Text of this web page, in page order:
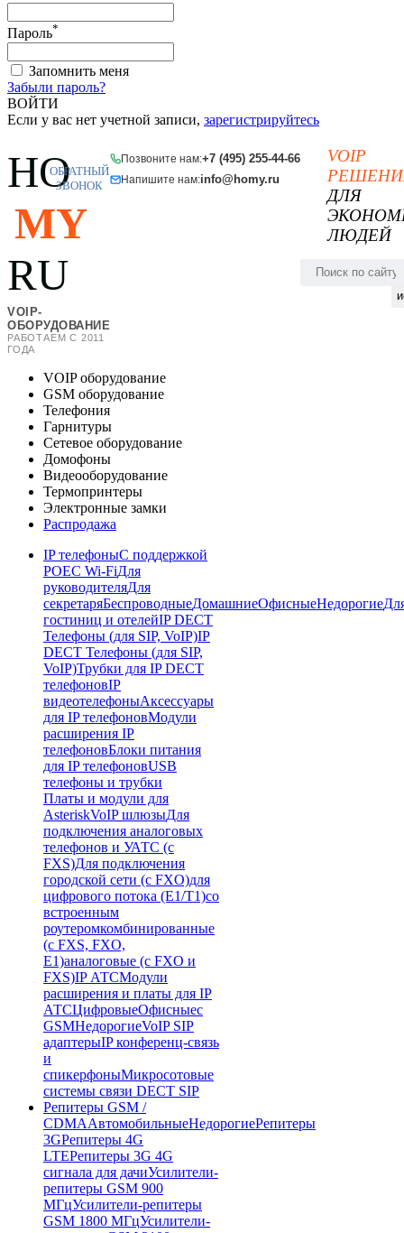
Пароль*
Запомнить меня
Забыли пароль?
ВОЙТИ
Если у вас нет учетной записи, зарегистрируйтесь
HO
MY
RU
VOIP-
ОБОРУДОВАНИЕ
РАБОТАЕМ С 2011
ГОДА
Позвоните нам:+7 (495) 255-44-66
Напишите нам:info@homy.ru
ОБРАТНЫЙ
ЗВОНОК
VOIP
ДЛЯ
ЛЮДЕЙ
VOIP оборудование
GSM оборудование
Телефония
Гарнитуры
Сетевое оборудование
Домофоны
Видеооборудование
Термопринтеры
Электронные замки
Распродажа
IP телефоныС поддержкой
POEC Wi-FiДля
руководителяДля
секретаряБеспроводныеДомашниеОфисныеНедорогие
гостиниц и отелейIP DECT
Телефоны (для SIP, VoIP)IP
DECT Телефоны (для SIP,
VoIP)Трубки для IP DECT
телефоновIP
видеотелефоныАксессуары
для IP телефоновМодули
расширения IP
телефоновБлоки питания
для IP телефоновUSB
телефоны и трубки
Платы и модули для
AsteriskVoIP шлюзыДля
подключения аналоговых
телефонов и УАТС (с
FXS)Для подключения
городской сети (с FXO)для
цифрового потока (E1/T1)со
встроенным
роутеромкомбинированные
(c FXS, FXO,
E1)аналоговые (с FXO и
FXS)IP АТСМодули
расширения и платы для IP
АТСЦифровыеОфисныес
GSMНедорогиеVoIP SIP
адаптерыIP конференц-связь
и
спикерфоныМикросотовые
системы связи DECT SIP
Репитеры GSM /
CDMAАвтомобильныеНедорогиеРепитеры
3GРепитеры 4G
LTEРепитеры 3G 4G
сигнала для дачиУсилители-
репитеры GSM 900
МГцУсилители-репитеры
GSM 1800 МГцУсилители-